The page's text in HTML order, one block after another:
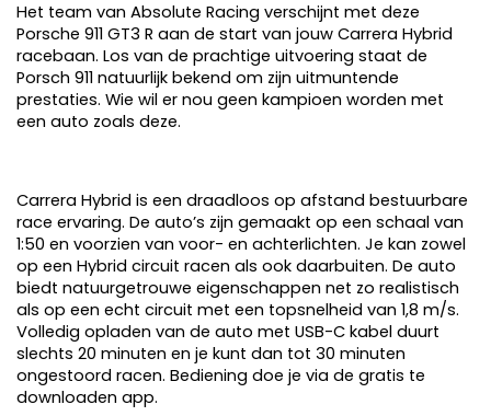
Het team van Absolute Racing verschijnt met deze
Porsche 911 GT3 R aan de start van jouw Carrera Hybrid
racebaan. Los van de prachtige uitvoering staat de
Porsch 911 natuurlijk bekend om zijn uitmuntende
prestaties. Wie wil er nou geen kampioen worden met
een auto zoals deze.
Carrera Hybrid is een draadloos op afstand bestuurbare
race ervaring. De auto’s zijn gemaakt op een schaal van
1:50 en voorzien van voor- en achterlichten. Je kan zowel
op een Hybrid circuit racen als ook daarbuiten. De auto
biedt natuurgetrouwe eigenschappen net zo realistisch
als op een echt circuit met een topsnelheid van 1,8 m/s.
Volledig opladen van de auto met USB-C kabel duurt
slechts 20 minuten en je kunt dan tot 30 minuten
ongestoord racen. Bediening doe je via de gratis te
downloaden app.